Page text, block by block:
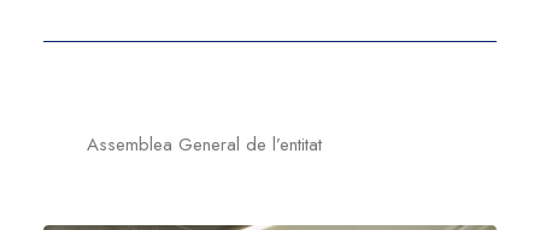
Assemblea General de l’entitat